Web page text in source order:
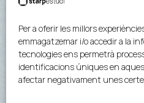
Per a oferir les millors
emmagatzemar i/o accedir a la
tecnologies ens permetrà
identificacions úniques en
afectar negativament unes